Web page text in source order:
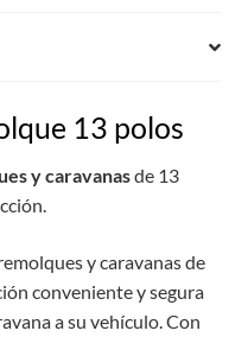
13 polos
y caravanasde 13
y caravanas de
conveniente y segura
a su vehículo. Con